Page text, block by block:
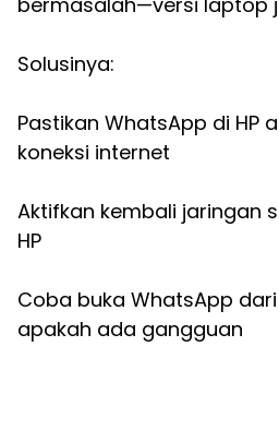
Solusinya:
Pastikan WhatsApp di HP
koneksi internet
Aktifkan kembali jaringan
HP
Coba buka WhatsApp dari
apakah ada gangguan